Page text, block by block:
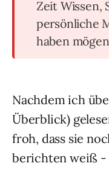
Zeit Wissen,
persönliche
haben
Nachdem ich
Überblick)
froh, dass sie
berichten weiß -